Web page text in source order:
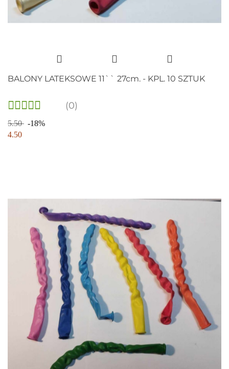
BALONY LATEKSOWE 11`` 27cm. - KPL. 10 SZTUK
(0)
5.50
-18%
4.50